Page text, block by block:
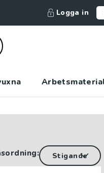
Logga in